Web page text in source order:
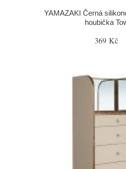
YAMAZAKI Černá
houbička
369 Kč